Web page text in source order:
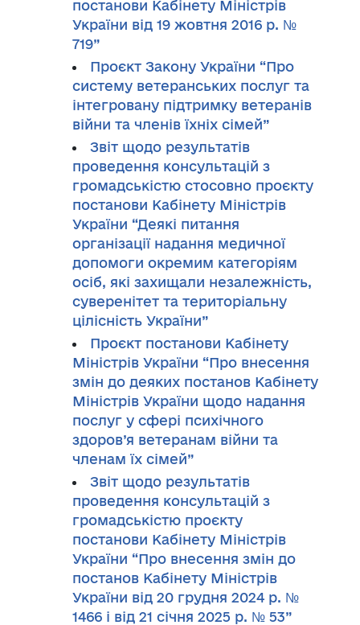
постанови Кабінету Міністрів
України від 19 жовтня 2016 р. №
719”
Проєкт Закону України “Про
систему ветеранських послуг та
інтегровану підтримку ветеранів
війни та членів їхніх сімей”
Звіт щодо результатів
проведення консультацій з
громадськістю стосовно проєкту
постанови Кабінету Міністрів
України “Деякі питання
організації надання медичної
допомоги окремим категоріям
осіб, які захищали незалежність,
суверенітет та територіальну
цілісність України”
Проєкт постанови Кабінету
Міністрів України “Про внесення
змін до деяких постанов Кабінету
Міністрів України щодо надання
послуг у сфері психічного
здоров’я ветеранам війни та
членам їх сімей”
Звіт щодо результатів
проведення консультацій з
громадськістю проєкту
постанови Кабінету Міністрів
України “Про внесення змін до
постанов Кабінету Міністрів
України від 20 грудня 2024 р. №
1466 і від 21 січня 2025 р. № 53”